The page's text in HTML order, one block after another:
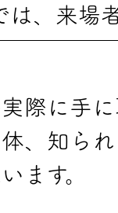
は、来場
際に手
、知ら
ます。